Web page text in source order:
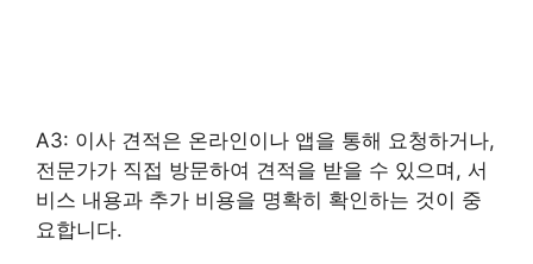
A3: 이사 견적은 온라인이나 앱을 통해 요청하거나,
전문가가 직접 방문하여 견적을 받을 수 있으며, 서
비스 내용과 추가 비용을 명확히 확인하는 것이 중
요합니다.